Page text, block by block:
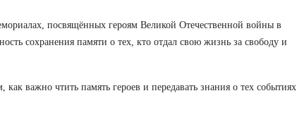
посвящённых героям Великой Отечественной войны в
сохранения памяти о тех, кто отдал свою жизнь за свободу и
важно чтить память героев и передавать знания о тех событиях